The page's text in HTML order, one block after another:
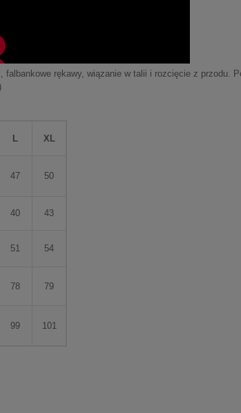
rękawy, wiązanie w talii i rozcięcie z przodu.
L XL
47 50
40 43
51 54
78 79
99 101